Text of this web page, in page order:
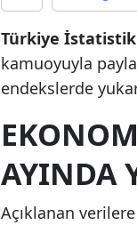
Türkiye
kamuoyuyla
endekslerde
AYINDA
Açıklanan